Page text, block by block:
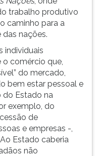
trabalho produtivo
caminho para a
nações.
individuais
comércio que,
do mercado,
bem estar pessoal e
do Estado na
exemplo, do
de
e empresas -,
Estado caberia
não